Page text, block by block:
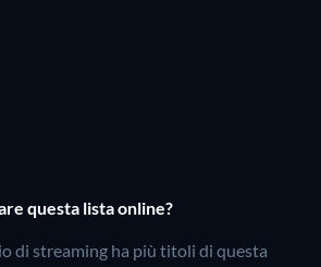
questa lista online?
di streaming ha più titoli di questa